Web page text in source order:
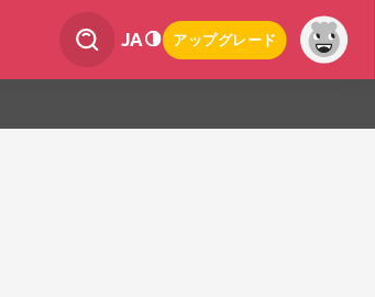
JA アップグレード